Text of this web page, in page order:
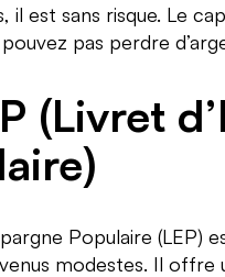
il est sans risque. Le
pas perdre
(Livret
Populaire (LEP)
modestes. Il offre